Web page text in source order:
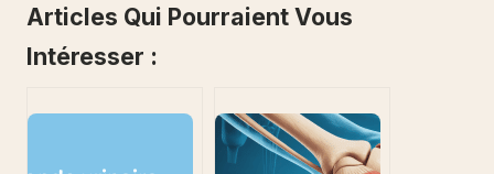
Articles Qui Pourraient Vous
Intéresser :